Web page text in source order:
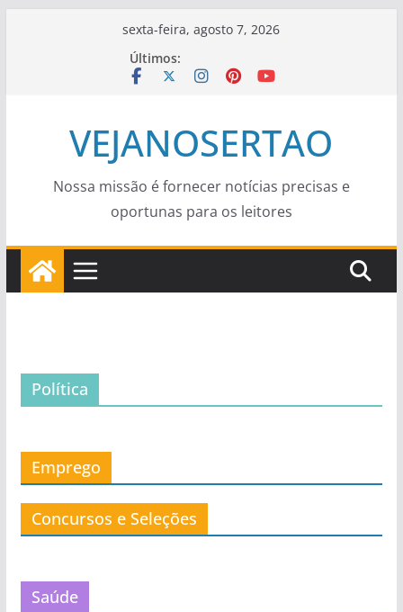
sexta-feira, agosto 7, 2026
Últimos:
VEJANOSERTAO
Nossa missão é fornecer notícias precisas e
oportunas para os leitores
Política
Emprego
Concursos e Seleções
Saúde